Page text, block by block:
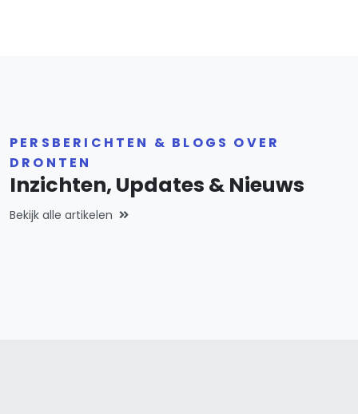
PERSBERICHTEN & BLOGS OVER
DRONTEN
Inzichten, Updates & Nieuws
Bekijk alle artikelen